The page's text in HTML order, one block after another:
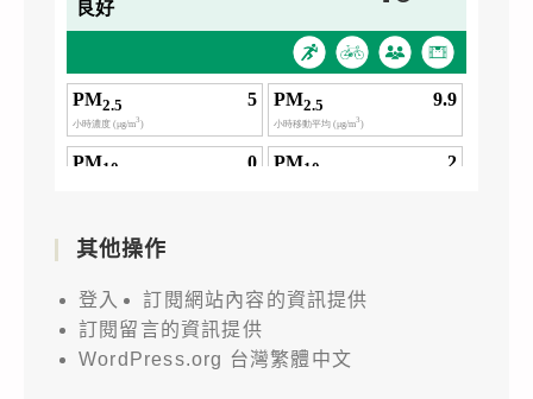
其他操作
登入
訂閱網站內容的資訊提供
訂閱留言的資訊提供
WordPress.org 台灣繁體中文